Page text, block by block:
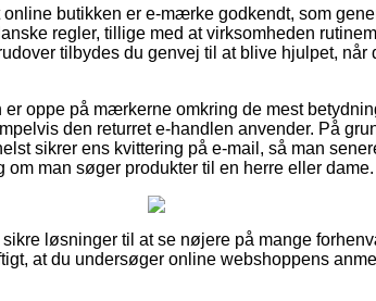
butikken er e-mærke godkendt, som
regler, tillige med at virksomheden
tilbydes du genvej til at blive hjulpet,
er oppe på mærkerne omkring de mest
den returret e-handlen anvender. På
sikrer ens kvittering på e-mail, så man
man søger produkter til en herre eller dame.
løsninger til at se nøjere på mange
at du undersøger online webshoppens